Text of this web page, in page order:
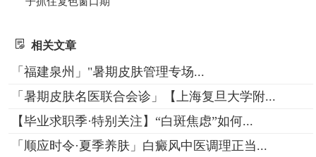
相关文章
「福建泉州」"暑期皮肤管理专场...
「暑期皮肤名医联合会诊」【上海复旦大学附...
【毕业求职季·特别关注】“白斑焦虑”如何...
「顺应时令·夏季养肤」白癜风中医调理正当...